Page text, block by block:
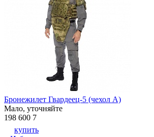
Бронежилет Гвардеец-5 (чехол А)
Мало, уточняйте
198 600 7
купить